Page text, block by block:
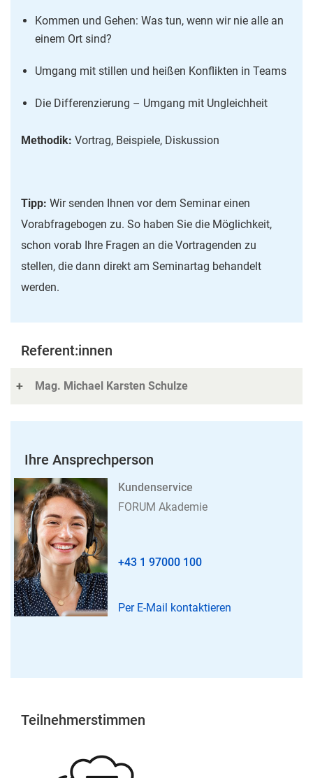
Kommen und Gehen: Was tun, wenn wir nie alle an
einem Ort sind?
Umgang mit stillen und heißen Konflikten in Teams
Die Differenzierung – Umgang mit Ungleichheit
Methodik: Vortrag, Beispiele, Diskussion
Tipp: Wir senden Ihnen vor dem Seminar einen
Vorabfragebogen zu. So haben Sie die Möglichkeit,
schon vorab Ihre Fragen an die Vortragenden zu
stellen, die dann direkt am Seminartag behandelt
werden.
Referent:innen
Mag. Michael Karsten Schulze
Ihre Ansprechperson
Kundenservice
FORUM Akademie
+43 1 97000 100
Per E-Mail kontaktieren
Teilnehmerstimmen